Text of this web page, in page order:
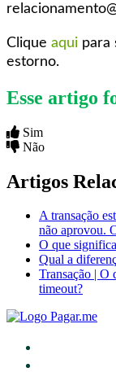
Clique aqui para
estorno.
Esse artigo
Sim
Não
Artigos
A transação
não aprovou.
O que
Qual a
Transação | O
timeout?